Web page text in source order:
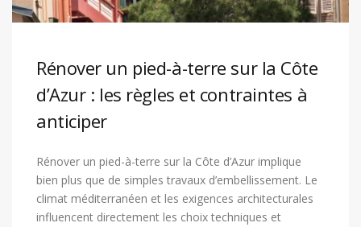
Rénover un pied-à-terre sur la Côte
d’Azur : les règles et contraintes à
anticiper
Rénover un pied-à-terre sur la Côte d’Azur implique
bien plus que de simples travaux d’embellissement. Le
climat méditerranéen et les exigences architecturales
influencent directement les choix techniques et